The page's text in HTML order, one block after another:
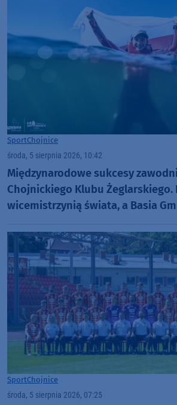
SportChojnice
środa, 5 sierpnia 2026, 10:42
Międzynarodowe sukcesy
Chojnickiego Klubu Żeglarskiego.
wicemistrzynią świata, a Basia
SportChojnice
środa, 5 sierpnia 2026, 07:25